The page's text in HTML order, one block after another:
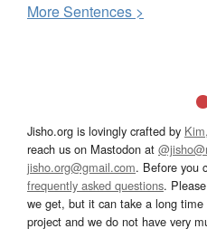
MoreSentences >
Jisho.org is lovingly crafted by
reach us on Mastodon at
jisho.org@gmail.com. Before you
frequently asked questions.
we get, but it can take a long
project and we do not have very